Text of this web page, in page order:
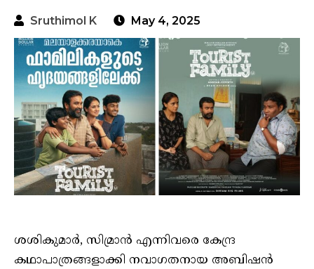
Sruthimol K May 4, 2025
ശശികുമാർ, സിമ്രാൻ എന്നിവരെ കേന്ദ്ര
കഥാപാത്രങ്ങളാക്കി നവാഗതനായ അബിഷൻ